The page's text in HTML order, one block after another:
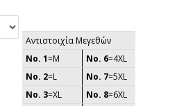
Αντιστοιχία Μεγεθών
No. 1=M No. 6=4XL
No. 2=L No. 7=5XL
No. 3=XL No. 8=6XL